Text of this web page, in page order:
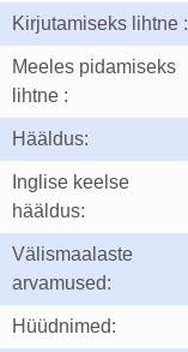
Kirjutamiseks lihtne :
Meeles pidamiseks
lihtne :
Hääldus:
Inglise keelse
hääldus:
Välismaalaste
arvamused:
Hüüdnimed: